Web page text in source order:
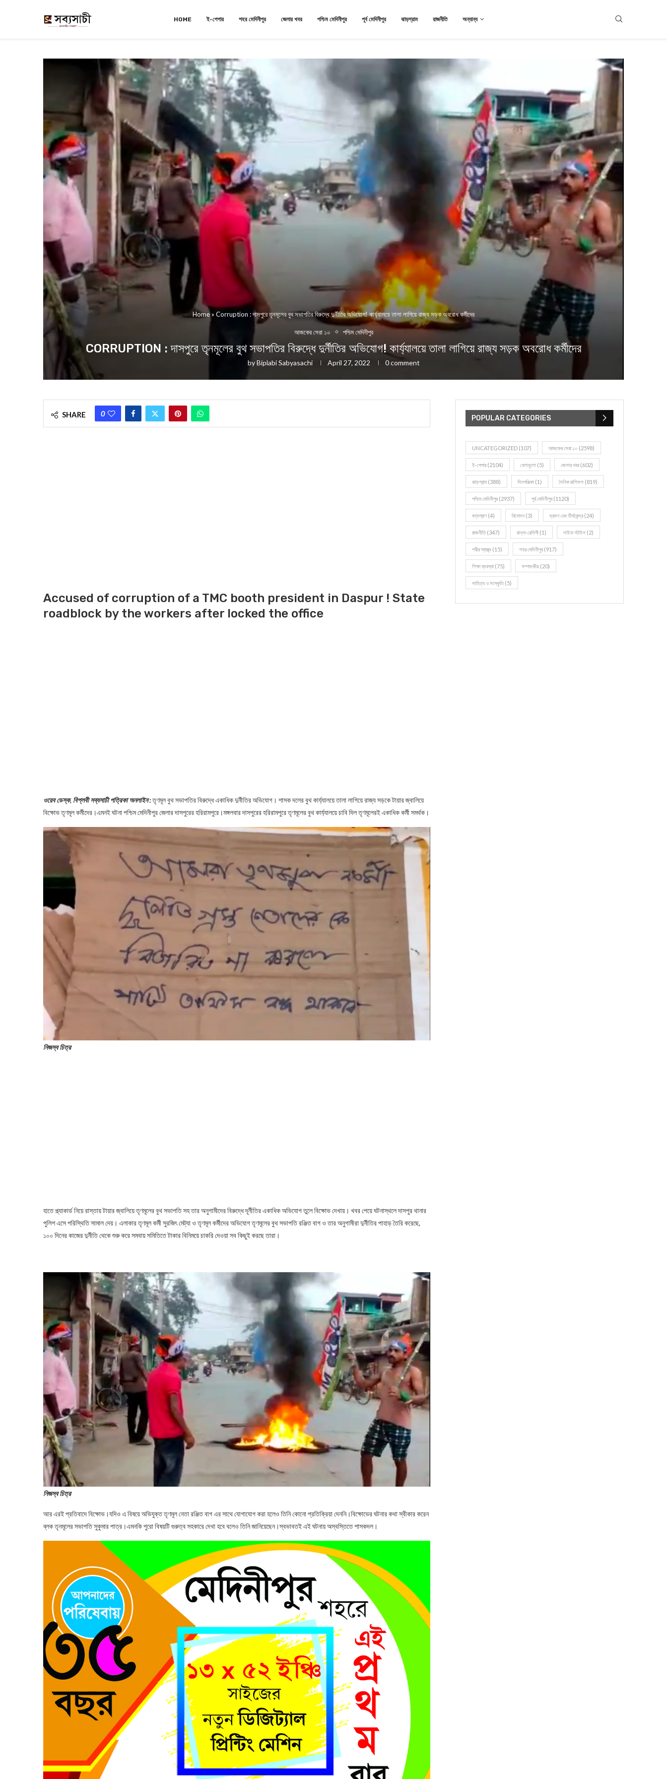
HOME ই-পেপার শহর মেদিনীপুর জেলার খবর পশ্চিম মেদিনীপুর পূর্ব মেদিনীপুর ঝাড়গ্রাম রাজনীতি অন্যান্য
Home » Corruption : দাসপুরে তৃনমূলের বুথ সভাপতির বিরুদ্ধে দুর্নীতির অভিযোগ! কার্য্যালয়ে তালা লাগিয়ে রাজ্য সড়ক অবরোধ কর্মীদের
আজকের সেরা ১০ পশ্চিম মেদিনীপুর
CORRUPTION : দাসপুরে তৃনমূলের বুথ সভাপতির বিরুদ্ধে দুর্নীতির অভিযোগ! কার্য্যালয়ে তালা লাগিয়ে রাজ্য সড়ক অবরোধ কর্মীদের
byBiplabi Sabyasachi April 27, 2022 0 comment
SHARE 0
Accused of corruption of a TMC booth president in Daspur ! State
roadblock by the workers after locked the office
ওয়েব ডেস্ক, বিপ্লবী সব্যসাচী পত্রিকা অনলাইন :তৃণমূল বুথ সভাপতির বিরুদ্ধে একাধিক দুর্নীতির অভিযোগ। শাসক দলের বুথ কার্য্যালয়ে তালা লাগিয়ে রাজ্য সড়কে টায়ার জ্বালিয়ে
বিক্ষোভ তৃণমূল কর্মীদের।এমনই ঘটনা পশ্চিম মেদিনীপুর জেলার দাসপুরের হরিরামপুরে।মঙ্গলবার দাসপুরের হরিরামপুরে তৃণমূলের বুথ কার্য্যালয়ে চাবি দিল তৃণমূলেরই একাধিক কর্মী সমর্থক।
নিজস্ব চিত্র
হাতে প্ল্যাকার্ড নিয়ে রাস্তায় টায়ার জ্বালিয়ে তৃণমূলের বুথ সভাপতি সহ তার অনুগামীদের বিরুদ্ধে দূর্নীতির একাধিক অভিযোগ তুলে বিক্ষোভ দেখায়। খবর পেয়ে ঘটনাস্থলে দাসপুর থানার
পুলিশ এসে পরিস্থিতি সামাল দেয়। এলাকার তৃণমূল কর্মী সুরজিৎ মেট্যা ও তৃণমূল কর্মীদের অভিযোগ তৃণমূলের বুথ সভাপতি রঞ্জিত বাগ ও তার অনুগামীরা দুর্নীতির পাহাড় তৈরি করেছে,
১০০ দিনের কাজের দুর্নীতি থেকে শুরু করে সমবায় সমিতিতে টাকার বিনিময়ে চাকরি দেওয়া সব কিছুই করছে তারা।
নিজস্ব চিত্র
আর এরই প্রতিবাদে বিক্ষোভ।যদিও এ বিষয়ে অভিযুক্ত তৃণমূল নেতা রঞ্জিত বাগ এর সাথে যোগাযোগ করা হলেও তিনি কোনো প্রতিক্রিয়া দেননি।বিক্ষোভের ঘটনার কথা স্বীকার করেন
ব্লক তৃনমূলের সভাপতি সুকুমার পাত্র।এমনকি পুরো বিষয়টি গুরুত্ব সহকারে দেখা হবে বলেও তিনি জানিয়েছেন।স্বভাবতই এই ঘটনায় অস্বস্তিতে শাসকদল।
POPULAR CATEGORIES
UNCATEGORIZED (107) আজকের সেরা ১০ (2598)
ই-পেপার (2104) খেলাধূলো (5) জেলার খবর (602)
ঝাড়গ্রাম (388) দিনপঞ্জিকা (1) দৈনিক রাশিফল (819)
পশ্চিম মেদিনীপুর (2937) পূর্ব মেদিনীপুর (1120)
বন্যপ্রাণ (4) বিনোদন (3) ভ্রমণ এবং তীর্থকেন্দ্র (24)
রাজনীতি(347) রান্না-রেসিপী (1) লাইফ স্টাইল (2)
শরীর স্বাস্থ্য (15) শহর মেদিনীপুর (917)
শিক্ষা ব্যবস্থা (75) সম্পাদকীয় (20)
সাহিত্য ও সংস্কৃতি(5)